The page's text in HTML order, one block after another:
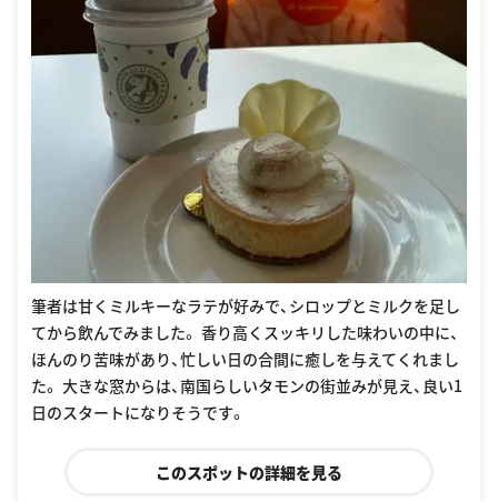
筆者は甘くミルキーなラテが好みで、シロップとミルクを足し
てから飲んでみました。 香り高くスッキリした味わいの中に、
ほんのり苦味があり、忙しい日の合間に癒しを与えてくれまし
た。 大きな窓からは、南国らしいタモンの街並みが見え、良い1
日のスタートになりそうです。
このスポットの詳細を見る